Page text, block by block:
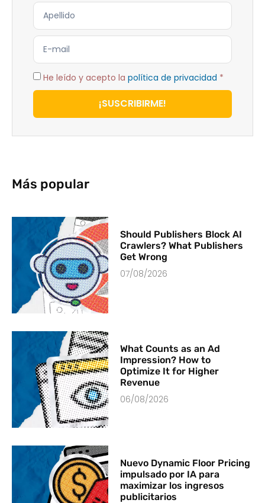
He leído y acepto la política de privacidad *
¡SUSCRIBIRME!
Más popular
Should Publishers Block AI
Crawlers? What Publishers
Get Wrong
07/08/2026
What Counts as an Ad
Impression? How to
Optimize It for Higher
Revenue
06/08/2026
Nuevo Dynamic Floor Pricing
impulsado por IA para
maximizar los ingresos
publicitarios